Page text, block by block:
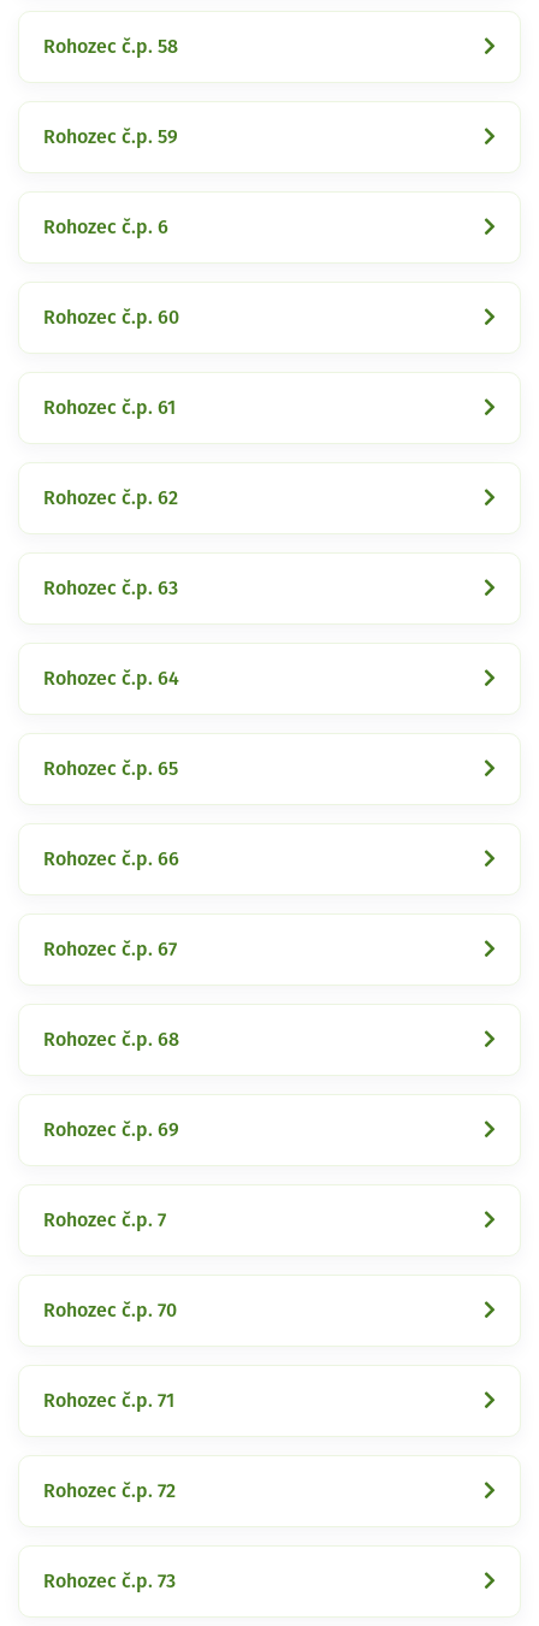
Rohozec č.p. 58
Rohozec č.p. 59
Rohozec č.p. 6
Rohozec č.p. 60
Rohozec č.p. 61
Rohozec č.p. 62
Rohozec č.p. 63
Rohozec č.p. 64
Rohozec č.p. 65
Rohozec č.p. 66
Rohozec č.p. 67
Rohozec č.p. 68
Rohozec č.p. 69
Rohozec č.p. 7
Rohozec č.p. 70
Rohozec č.p. 71
Rohozec č.p. 72
Rohozec č.p. 73